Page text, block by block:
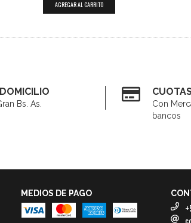
Bs. As.
Con
bancos
MEDIOS DE PAGO